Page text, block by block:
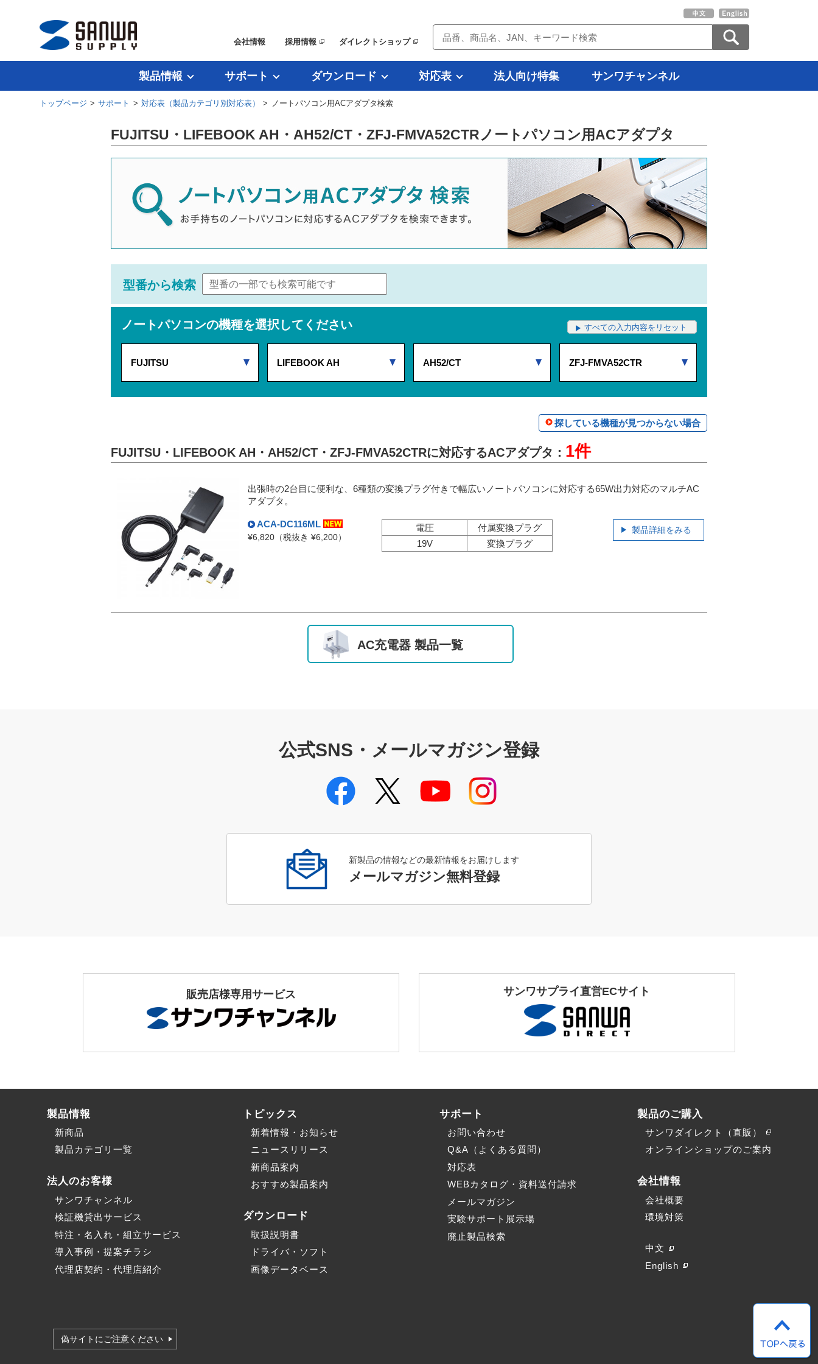
会社情報 採用情報 ダイレクトショップ
製品情報 サポート ダウンロード 対応表 法人向け特集 サンワチャンネル
トップページ >サポート > 対応表（製品カテゴリ別対応表） > ノートパソコン用ACアダプタ検索
FUJITSU・LIFEBOOK AH・AH52/CT・ZFJ-FMVA52CTRノートパソコン用ACアダプタ
型番から検索
ノートパソコンの機種を選択してください すべての入力内容をリセット
FUJITSU LIFEBOOK AH AH52/CT ZFJ-FMVA52CTR
探している機種が見つからない場合
FUJITSU・LIFEBOOK AH・AH52/CT・ZFJ-FMVA52CTRに対応するACアダプタ： 1件
出張時の2台目に便利な、6種類の変換プラグ付きで幅広いノートパソコンに対応する65W出力対応のマルチAC
アダプタ。
ACA-DC116ML
¥6,820 （税抜き ¥6,200）
電圧
付属変換プラグ
19V
変換プラグ
製品詳細をみる
AC充電器 製品一覧
公式SNS・メールマガジン登録
新製品の情報などの最新情報をお届けします
メールマガジン無料登録
販売店様専用サービス サンワサプライ直営ECサイト
製品情報
新商品
製品カテゴリ一覧
法人のお客様
サンワチャンネル
検証機貸出サービス
特注・名入れ・組立サービス
導入事例・提案チラシ
代理店契約・代理店紹介
トピックス
新着情報・お知らせ
ニュースリリース
新商品案内
おすすめ製品案内
ダウンロード
取扱説明書
ドライバ・ソフト
画像データベース
サポート
お問い合わせ
Q&A（よくある質問）
対応表
WEBカタログ・資料送付請求
メールマガジン
実験サポート展示場
廃止製品検索
製品のご購入
サンワダイレクト（直販）
オンラインショップのご案内
会社情報
会社概要
環境対策
中文
English
偽サイトにご注意ください